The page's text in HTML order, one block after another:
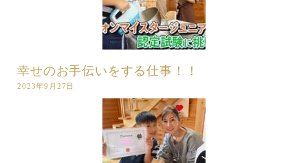
幸せのお手伝いをする仕事！！
2023年9月27日